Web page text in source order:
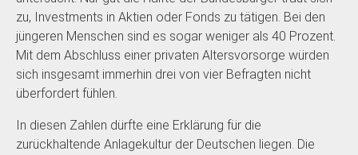
zu, Investments in Aktien oder Fonds zu tätigen. Bei den
jüngeren Menschen sind es sogar weniger als 40 Prozent.
Mit dem Abschluss einer privaten Altersvorsorge würden
sich insgesamt immerhin drei von vier Befragten nicht
überfordert fühlen.
In diesen Zahlen dürfte eine Erklärung für die
zurückhaltende Anlagekultur der Deutschen liegen. Die